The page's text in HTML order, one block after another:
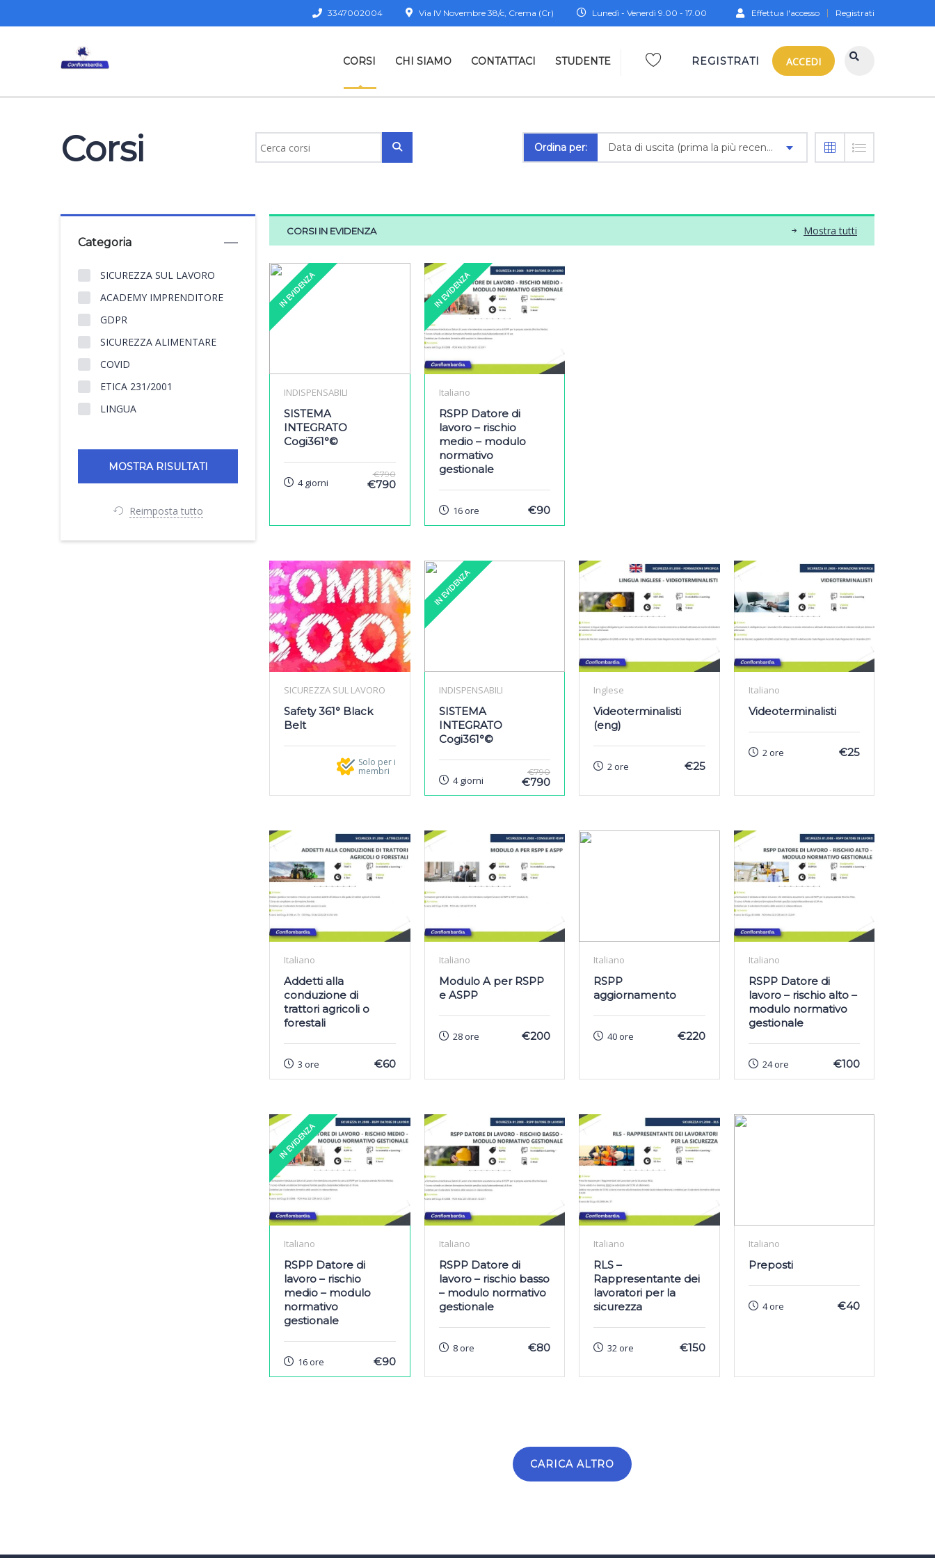
Effettua l'accesso Registrati
Lunedì - Venerdì 9.00 - 17.00
Via IV Novembre 38/c, Crema (Cr)
3347002004
REGISTRATI ACCEDI
CORSI CHI SIAMO CONTATTACI STUDENTE
Corsi Ordina per: Data di uscita (prima la più recente)
Categoria
SICUREZZA SUL LAVORO
ACADEMY IMPRENDITORE
GDPR
SICUREZZA ALIMENTARE
COVID
ETICA 231/2001
LINGUA
Reimposta tutto
CORSI IN EVIDENZA Mostra tutti
IN EVIDENZA
INDISPENSABILI
SISTEMA
INTEGRATO
Cogi361°©
4 giorni
€790
€790
IN EVIDENZA
Italiano
RSPP Datore di
lavoro – rischio
medio – modulo
normativo
gestionale
16 ore €90
SICUREZZA SUL LAVORO
Safety 361° Black
Belt
Solo per i
membri
IN EVIDENZA
INDISPENSABILI
SISTEMA
INTEGRATO
Cogi361°©
4 giorni
€790
€790
Inglese
Videoterminalisti
(eng)
2 ore €25
Italiano
Videoterminalisti
2 ore €25
Italiano
Addetti alla
conduzione di
trattori agricoli o
forestali
3 ore €60
Italiano
Modulo A per RSPP
e ASPP
28 ore €200
Italiano
RSPP
aggiornamento
40 ore €220
Italiano
RSPP Datore di
lavoro – rischio alto –
modulo normativo
gestionale
24 ore €100
IN EVIDENZA
Italiano
RSPP Datore di
lavoro – rischio
medio – modulo
normativo
gestionale
16 ore €90
Italiano
RSPP Datore di
lavoro – rischio basso
– modulo normativo
gestionale
8 ore €80
Italiano
RLS –
Rappresentante dei
lavoratori per la
sicurezza
32 ore €150
Italiano
Preposti
4 ore €40
CARICA ALTRO